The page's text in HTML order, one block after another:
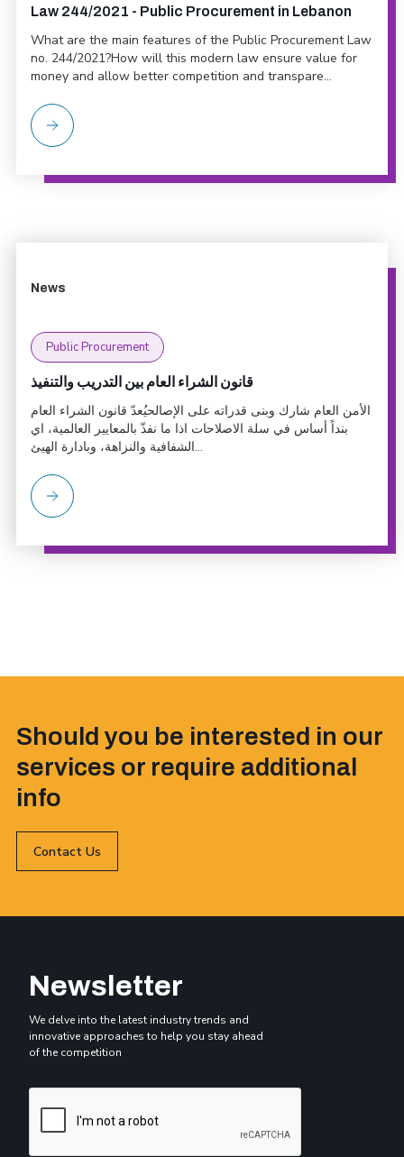
Law 244/2021 - Public Procurement in Lebanon
What are the main features of the Public Procurement Law
no. 244/2021?How will this modern law ensure value for
money and allow better competition and transpare...
News
Public Procurement
قانون الشراء العام بين التدريب والتنفيذ
الأمن العام شارك وبنى قدراته على الإصالحيُعدّ قانون الشراء العام
بنداً أساس في سلة الاصلاحات اذا ما نفذّ بالمعايير العالمية، اي
الشفافية والنزاهة، وبادارة الهيئ...
Should you be interested in our
services or require additional
info
Contact Us
Newsletter
We delve into the latest industry trends and
innovative approaches to help you stay ahead
of the competition